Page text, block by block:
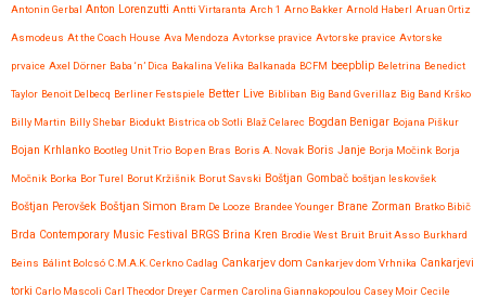
Antonin Gerbal Anton Lorenzutti Antti Virtaranta Arch 1 Arno Bakker Arnold Haberl Aruan Ortiz
Asmodeus At the Coach House Ava Mendoza Avtorkse pravice Avtorske pravice Avtorske
prvaice Axel Dörner Baba ‘n’ Dica Bakalina Velika Balkanada BCFM beepblip Beletrina Benedict
Taylor Benoit Delbecq Berliner Festspiele Better Live Bibliban Big Band Gverillaz Big Band Krško
Billy Martin Billy Shebar Biodukt Bistrica ob Sotli Blaž Celarec Bogdan Benigar Bojana Piškur
Bojan Krhlanko Bootleg Unit Trio Bop en Bras Boris A. Novak Boris Janje Borja Močink Borja
Močnik Borka Bor Turel Borut Kržišnik Borut Savski Boštjan Gombač boštjan leskovšek
Boštjan Perovšek Boštjan Simon Bram De Looze Brandee Younger Brane Zorman Bratko Bibič
Brda Contemporary Music Festival BRGS Brina Kren Brodie West Bruit Bruit Asso Burkhard
Beins Bálint Bolcsó C.M.A.K. Cerkno Cadlag Cankarjev dom Cankarjev dom Vrhnika Cankarjevi
torki Carlo Mascoli Carl Theodor Dreyer Carmen Carolina Giannakopoulou Casey Moir Cecile